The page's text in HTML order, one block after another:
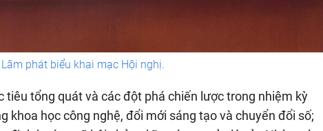
phát biểu khai mạc Hội nghị.
tiêu tổng quát và các đột phá chiến lược trong nhiệm kỳ
khoa học công nghệ, đổi mới sáng tạo và chuyển đổi số;